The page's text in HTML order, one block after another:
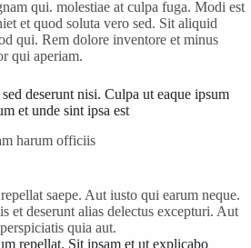
qui. molestiae at culpa fuga. Modi est
et quod soluta vero sed. Sit aliquid
qui. Rem dolore inventore et minus
qui aperiam.
deserunt nisi. Culpa ut eaque ipsum
et unde sint ipsa est
harum officiis
saepe. Aut iusto qui earum neque.
et deserunt alias delectus excepturi. Aut
quia aut.
repellat. Sit ipsam et ut explicabo